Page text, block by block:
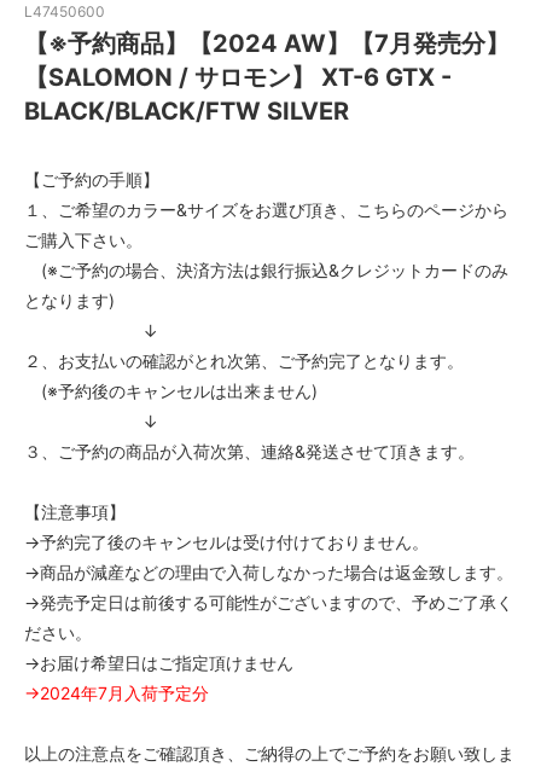
L47450600
【※予約商品】【2024 AW】【7月発売分】
【SALOMON / サロモン】 XT-6 GTX -
BLACK/BLACK/FTW SILVER
【ご予約の手順】
１、ご希望のカラー&サイズをお選び頂き、こちらのページから
ご購入下さい。
(※ご予約の場合、決済方法は銀行振込&クレジットカードのみ
となります)
↓
２、お支払いの確認がとれ次第、ご予約完了となります。
(※予約後のキャンセルは出来ません)
↓
３、ご予約の商品が入荷次第、連絡&発送させて頂きます。
【注意事項】
→予約完了後のキャンセルは受け付けておりません。
→商品が減産などの理由で入荷しなかった場合は返金致します。
→発売予定日は前後する可能性がございますので、予めご了承く
ださい。
→お届け希望日はご指定頂けません
→2024年7月入荷予定分
以上の注意点をご確認頂き、ご納得の上でご予約をお願い致しま